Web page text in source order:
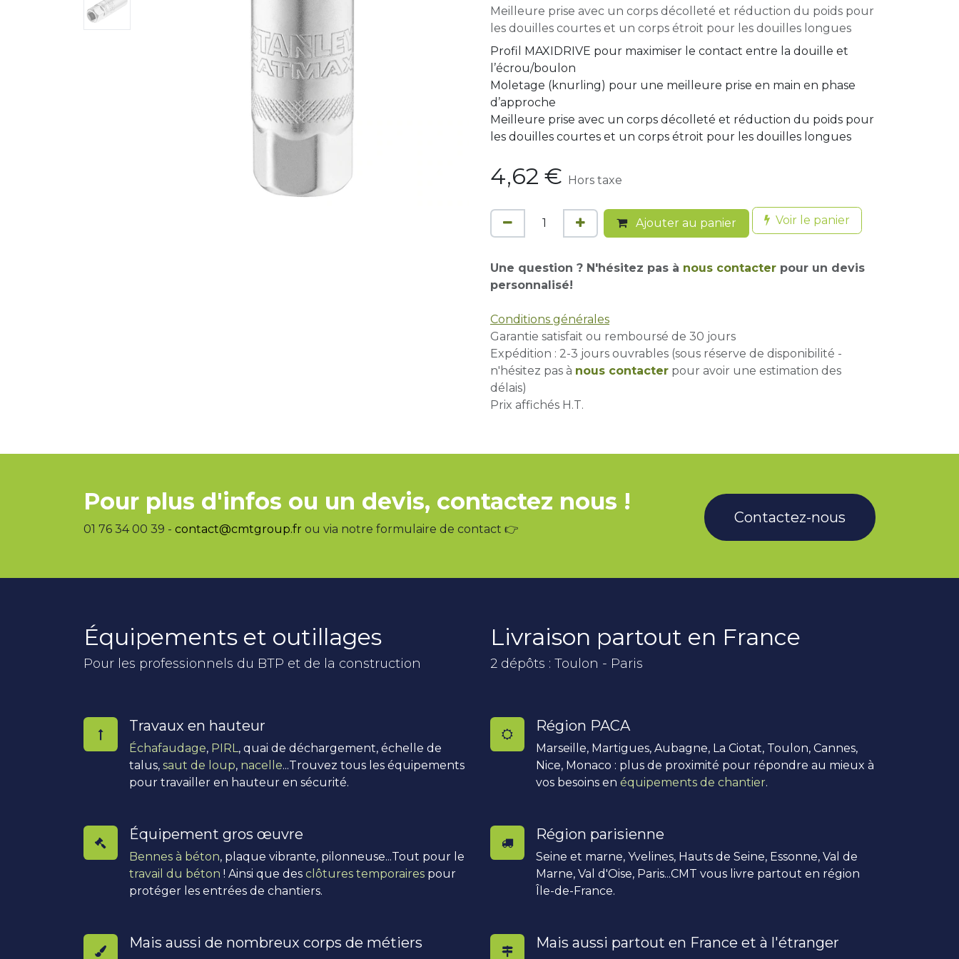
Meilleure prise avec un corps décolleté et réduction du poids pour
les douilles courtes et un corps étroit pour les douilles longues
Profil MAXIDRIVE pour maximiser le contact entre la douille et
l’écrou/boulon
Moletage (knurling) pour une meilleure prise en main en phase
d’approche
Meilleure prise avec un corps décolleté et réduction du poids pour
les douilles courtes et un corps étroit pour les douilles longues
4,62 € Hors taxe
Ajouter au panier Voir le panier
Une question ? N'hésitez pas à nous contacter pour un devis
personnalisé!
Conditions générales
Garantie satisfait ou remboursé de 30 jours
Expédition : 2-3 jours ouvrables (sous réserve de disponibilité -
n'hésitez pas à nous contacter pour avoir une estimation des
délais)
Prix affichés H.T.
Pour plus d'infos ou un devis, contactez nous !
01 76 34 00 39 - contact@cmtgroup.fr ou via notre formulaire de contact 👉
Contactez-nous
Équipements et outillages
Pour les professionnels du BTP et de la construction
Travaux en hauteur
Échafaudage, PIRL, quai de déchargement, échelle de
talus, saut de loup, nacelle...Trouvez tous les équipements
pour travailler en hauteur en sécurité.
Équipement gros œuvre
Bennes à béton, plaque vibrante, pilonneuse...Tout pour le
travail du béton ! Ainsi que des clôtures temporaires pour
protéger les entrées de chantiers.
Mais aussi de nombreux corps de métiers
Livraison partout en France
2 dépôts : Toulon - Paris
Région PACA
Marseille, Martigues, Aubagne, La Ciotat, Toulon, Cannes,
Nice, Monaco : plus de proximité pour répondre au mieux à
vos besoins en équipements de chantier.
Région parisienne
Seine et marne, Yvelines, Hauts de Seine, Essonne, Val de
Marne, Val d'Oise, Paris...CMT vous livre partout en région
Île-de-France.
Mais aussi partout en France et à l'étranger